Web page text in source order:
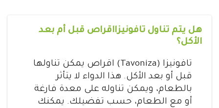
هل يتم تناول تافونيزااقراص قبل أم بعد
الأكل؟
تافونيزا (Tavoniza) اقراص يمكن تناولها
قبل أو بعد الأكل. هذا الدواء لا يتأثر
بالطعام، ويمكن تناوله على معدة فارغة
أو مع الطعام، حسب تفضيلك. يمكنك